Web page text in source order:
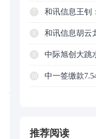
7 和讯信息王钊
机会
和讯信息胡云
来
中际旭创大跳
了？
中一签缴款
推荐阅读